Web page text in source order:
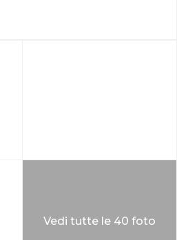
Vedi tutte le 40 foto